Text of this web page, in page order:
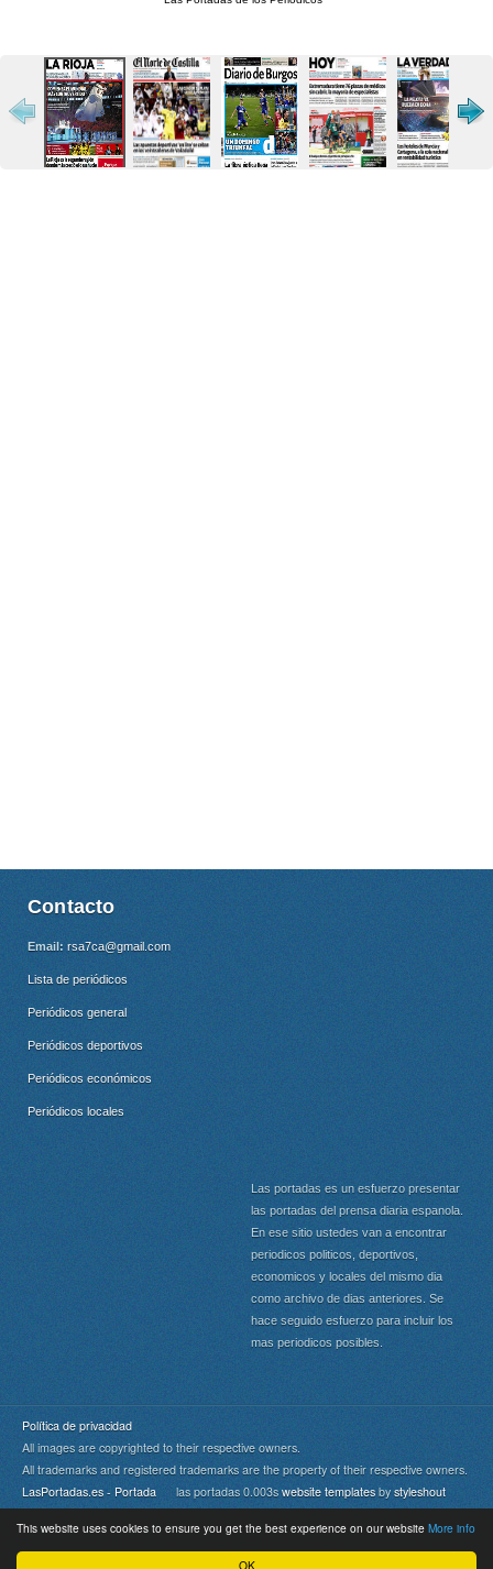
OK
This website uses cookies to ensure you get the best experience on our website More info
Contacto
Email: rsa7ca@gmail.com
Lista de periódicos
Periódicos general
Periódicos deportivos
Periódicos económicos
Periódicos locales
Las portadas es un esfuerzo presentar
las portadas del prensa diaria espanola.
En ese sitio ustedes van a encontrar
periodicos politicos, deportivos,
economicos y locales del mismo dia
como archivo de dias anteriores. Se
hace seguido esfuerzo para incluir los
mas periodicos posibles.
Política de privacidad
All images are copyrighted to their respective owners.
All trademarks and registered trademarks are the property of their respective owners.
LasPortadas.es - Portada las portadas 0.003s website templates bystyleshout